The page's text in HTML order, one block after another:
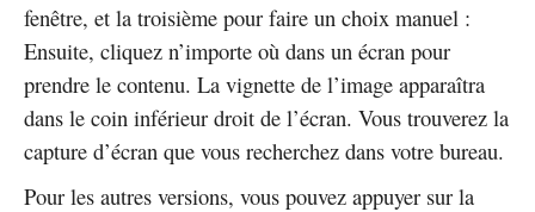
fenêtre, et la troisième pour faire un choix manuel :
Ensuite, cliquez n’importe où dans un écran pour
prendre le contenu. La vignette de l’image apparaîtra
dans le coin inférieur droit de l’écran. Vous trouverez la
capture d’écran que vous recherchez dans votre bureau.
Pour les autres versions, vous pouvez appuyer sur la